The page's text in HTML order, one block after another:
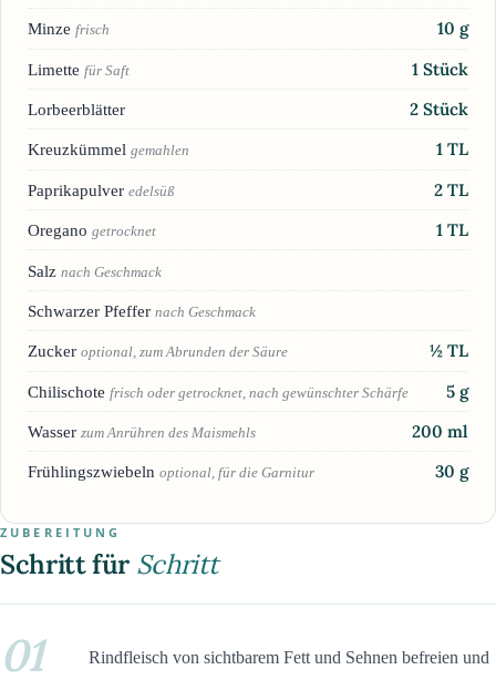
Minze frisch 10 g
Limette für Saft 1 Stück
Lorbeerblätter 2 Stück
Kreuzkümmel gemahlen 1 TL
Paprikapulver edelsüß 2 TL
Oregano getrocknet 1 TL
Salz nach Geschmack
Schwarzer Pfeffer nach Geschmack
Zucker optional, zum Abrunden der Säure ½ TL
Chilischote frisch oder getrocknet, nach gewünschter Schärfe 5 g
Wasser zum Anrühren des Maismehls 200 ml
Frühlingszwiebeln optional, für die Garnitur 30 g
ZUBEREITUNG
Schritt für Schritt
01
Rindfleisch von sichtbarem Fett und Sehnen befreien und